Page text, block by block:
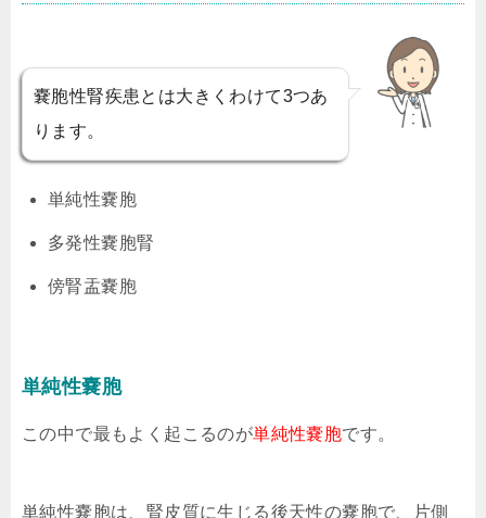
嚢胞性腎疾患とは大きくわけて3つあ
ります。
単純性嚢胞
多発性嚢胞腎
傍腎盂嚢胞
単純性嚢胞
この中で最もよく起こるのが単純性嚢胞です。
単純性嚢胞は、腎皮質に生じる後天性の嚢胞で、片側